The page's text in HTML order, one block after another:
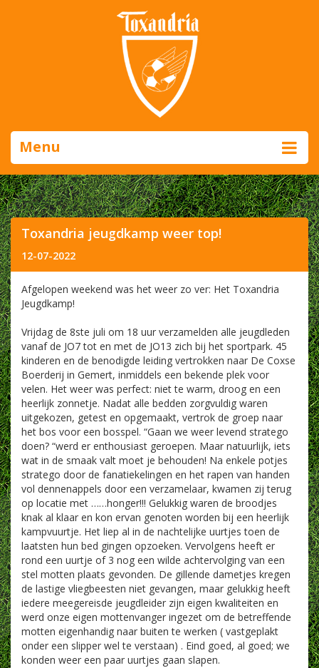
Menu
Toxandria jeugdkamp weer top!
12-07-2022
Afgelopen weekend was het weer zo ver: Het Toxandria
Jeugdkamp!
Vrijdag de 8ste juli om 18 uur verzamelden alle jeugdleden
vanaf de JO7 tot en met de JO13 zich bij het sportpark. 45
kinderen en de benodigde leiding vertrokken naar De Coxse
Boerderij in Gemert, inmiddels een bekende plek voor
velen. Het weer was perfect: niet te warm, droog en een
heerlijk zonnetje. Nadat alle bedden zorgvuldig waren
uitgekozen, getest en opgemaakt, vertrok de groep naar
het bos voor een bosspel. “Gaan we weer levend stratego
doen? “werd er enthousiast geroepen. Maar natuurlijk, iets
wat in de smaak valt moet je behouden! Na enkele potjes
stratego door de fanatiekelingen en het rapen van handen
vol dennenappels door een verzamelaar, kwamen zij terug
op locatie met ……honger!!! Gelukkig waren de broodjes
knak al klaar en kon ervan genoten worden bij een heerlijk
kampvuurtje. Het liep al in de nachtelijke uurtjes toen de
laatsten hun bed gingen opzoeken. Vervolgens heeft er
rond een uurtje of 3 nog een wilde achtervolging van een
stel motten plaats gevonden. De gillende dametjes kregen
de lastige vliegbeesten niet gevangen, maar gelukkig heeft
iedere meegereisde jeugdleider zijn eigen kwaliteiten en
werd onze eigen mottenvanger ingezet om de betreffende
motten eigenhandig naar buiten te werken ( vastgeplakt
onder een slipper wel te verstaan) . Eind goed, al goed; we
konden weer een paar uurtjes gaan slapen.